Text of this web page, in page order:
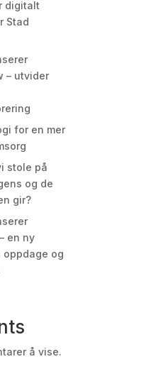
digitalt
Stad
– utvider
for en mer
stole på
og de
gir?
en ny
oppdage og
å vise.